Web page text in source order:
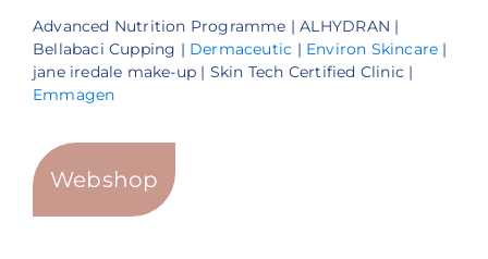
Advanced Nutrition Programme | ALHYDRAN |
Bellabaci Cupping | Dermaceutic | Environ Skincare |
jane iredale make-up | Skin Tech Certified Clinic |
Emmagen
Webshop